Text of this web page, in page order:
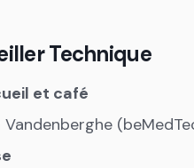
Technique
et café
Vandenberghe